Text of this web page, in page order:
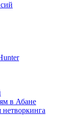
в Абане
нетворкинга